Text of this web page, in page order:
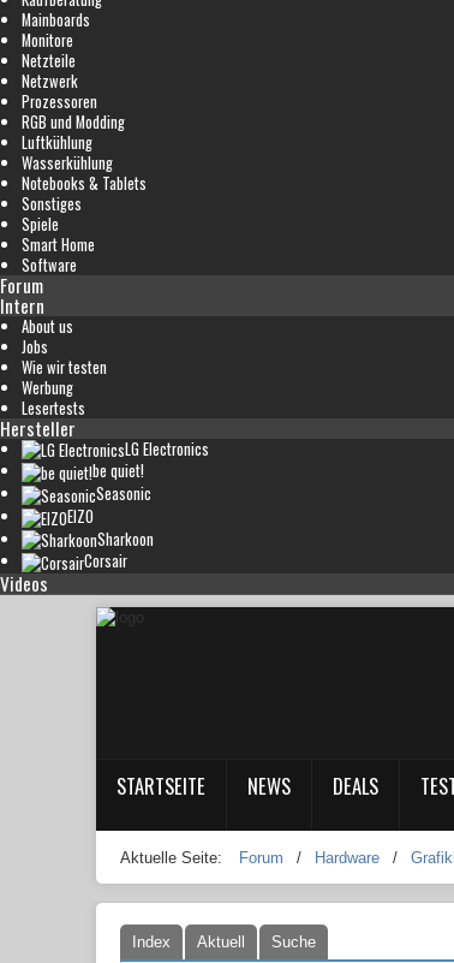
Mainboards
Monitore
Netzteile
Netzwerk
Prozessoren
RGB und Modding
Luftkühlung
Wasserkühlung
Notebooks & Tablets
Sonstiges
Spiele
Smart Home
Software
Forum
Intern
About us
Jobs
Wie wir testen
Werbung
Lesertests
Hersteller
LG Electronics
be quiet!
Seasonic
EIZO
Sharkoon
Corsair
Videos
STARTSEITE NEWS DEALS
Aktuelle Seite: Forum / Hardware /
Index Aktuell
Suche